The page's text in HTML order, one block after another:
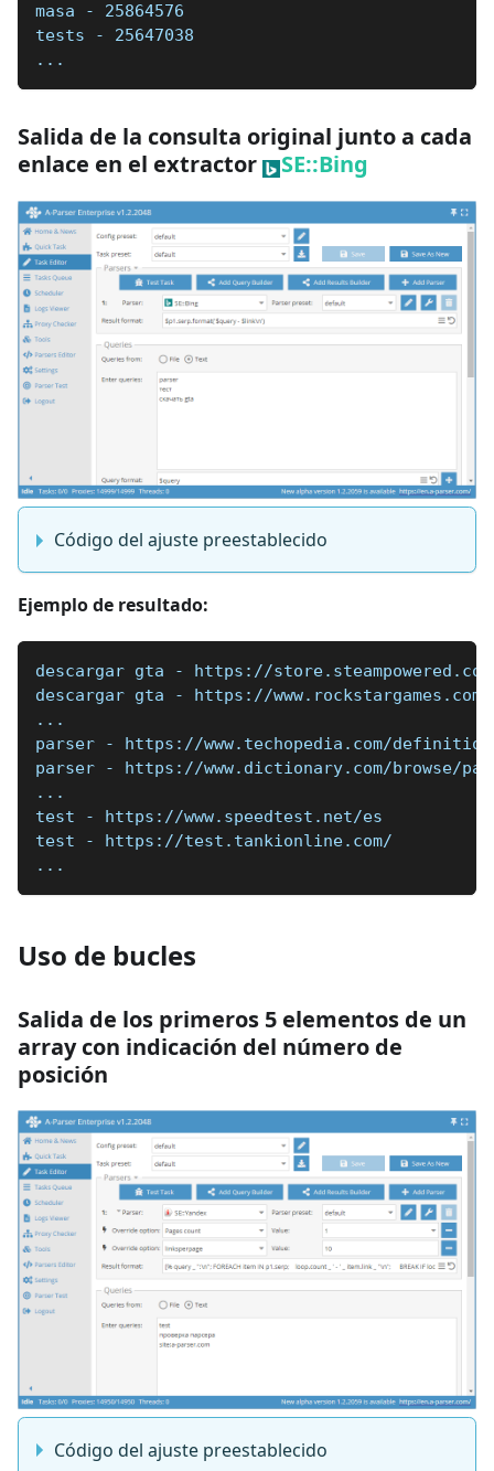
masa - 25864576
tests - 25647038
...
Salida de la consulta original junto a cada
enlace en el extractor
SE::Bing
Código del ajuste preestablecido
Ejemplo de resultado:
descargar gta - https://store.steampowered.com/
descargar gta - https://www.rockstargames.com/
...
parser - https://www.techopedia.com/
parser - https://www.dictionary.com/browse/
...
test - https://www.speedtest.net/es
test - https://test.tankionline.com/
...
Uso de bucles
Salida de los primeros 5 elementos de un
array con indicación del número de
posición
Código del ajuste preestablecido